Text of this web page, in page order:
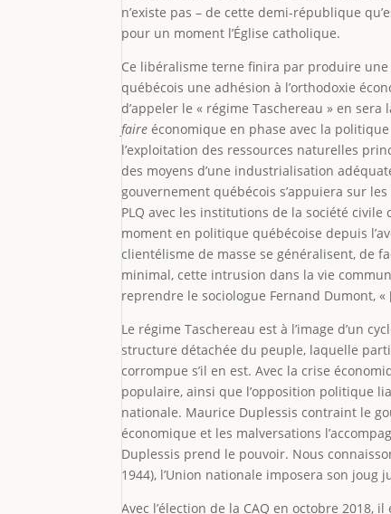
n’existe pas – de cette demi-république
pour un moment l’Église catholique.
Ce libéralisme terne finira par produire
québécois une adhésion à l’orthodoxie
d’appeler le « régime Taschereau » en
faire économique en phase avec la
l’exploitation des ressources naturelles
des moyens d’une industrialisation
gouvernement québécois s’appuiera sur
PLQ avec les institutions de la société
moment en politique québécoise depuis
clientélisme de masse se généralisent, de
minimal, cette intrusion dans la vie
reprendre le sociologue Fernand Dumont,
Le régime Taschereau est à l’image d’un
structure détachée du peuple, laquelle
corrompue s’il en est. Avec la crise
populaire, ainsi que l’opposition politique
nationale. Maurice Duplessis contraint le
économique et les malversations
Duplessis prend le pouvoir. Nous
1944), l’Union nationale imposera son joug
Avec l’élection de la CAQ en octobre